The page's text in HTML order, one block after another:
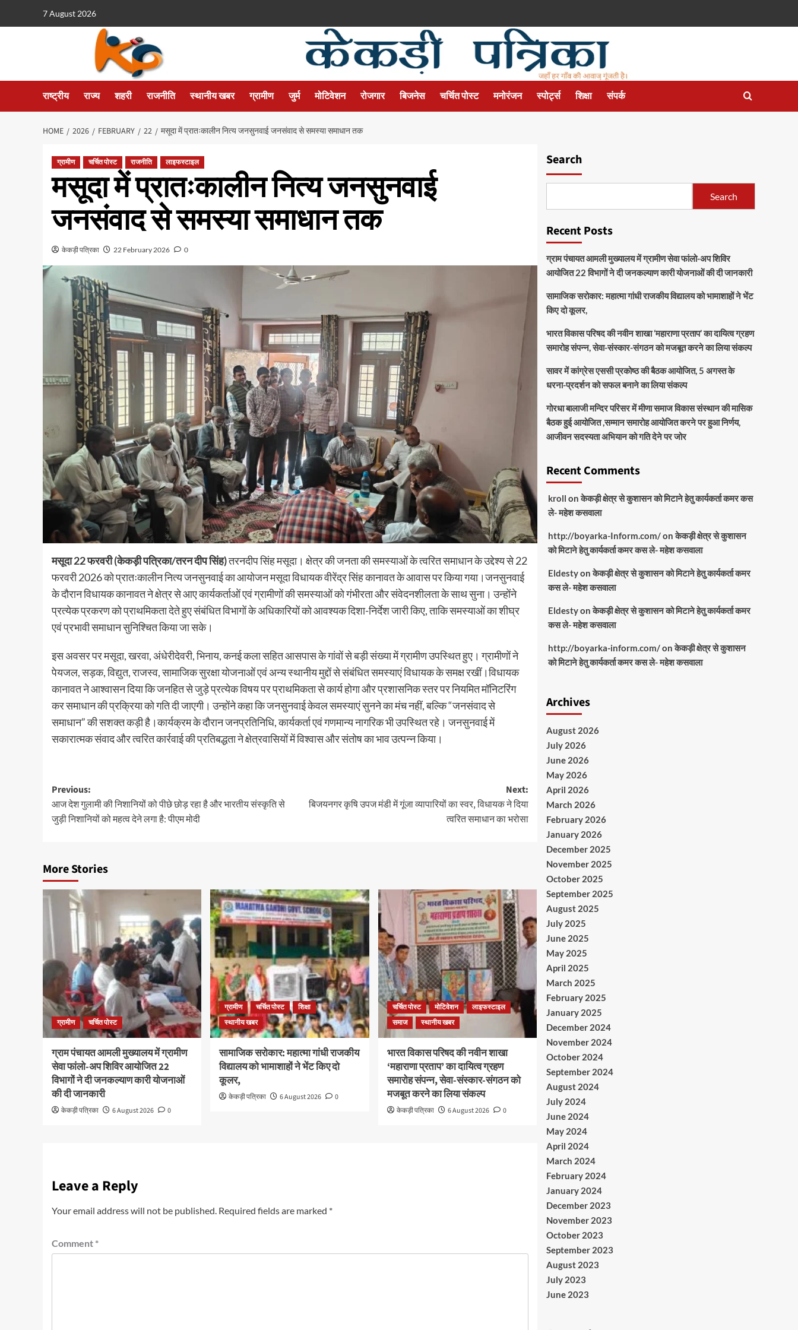
7 August 2026
राष्ट्रीय राज्य शहरी राजनीति स्थानीय खबर ग्रामीण जुर्म मोटिवेशन रोजगार बिजनेस चर्चित पोस्ट मनोरंजन स्पोर्ट्स शिक्षा संपर्क
HOME 2026 FEBRUARY 22 मसूदा में प्रातःकालीन नित्य जनसुनवाई जनसंवाद से समस्या समाधान तक
ग्रामीण चर्चित पोस्ट राजनीति लाइफस्टाइल
मसूदा में प्रातःकालीन नित्य जनसुनवाई
जनसंवाद से समस्या समाधान तक
केकड़ी पत्रिका 22 February 2026 0
मसूदा 22 फरवरी (केकड़ी पत्रिका/तरन दीप सिंह)तरनदीप सिंह मसूदा। क्षेत्र की जनता की समस्याओं के त्वरित समाधान के उद्देश्य से 22
फरवरी 2026 को प्रातःकालीन नित्य जनसुनवाई का आयोजन मसूदा विधायक वीरेंद्र सिंह कानावत के आवास पर किया गया।जनसुनवाई
के दौरान विधायक कानावत ने क्षेत्र से आए कार्यकर्ताओं एवं ग्रामीणों की समस्याओं को गंभीरता और संवेदनशीलता के साथ सुना। उन्होंने
प्रत्येक प्रकरण को प्राथमिकता देते हुए संबंधित विभागों के अधिकारियों को आवश्यक दिशा-निर्देश जारी किए, ताकि समस्याओं का शीघ्र
एवं प्रभावी समाधान सुनिश्चित किया जा सके।
इस अवसर पर मसूदा, खरवा, अंधेरीदेवरी, भिनाय, कनई कला सहित आसपास के गांवों से बड़ी संख्या में ग्रामीण उपस्थित हुए। ग्रामीणों ने
पेयजल, सड़क, विद्युत, राजस्व, सामाजिक सुरक्षा योजनाओं एवं अन्य स्थानीय मुद्दों से संबंधित समस्याएं विधायक के समक्ष रखीं।विधायक
कानावत ने आश्वासन दिया कि जनहित से जुड़े प्रत्येक विषय पर प्राथमिकता से कार्य होगा और प्रशासनिक स्तर पर नियमित मॉनिटरिंग
कर समाधान की प्रक्रिया को गति दी जाएगी। उन्होंने कहा कि जनसुनवाई केवल समस्याएं सुनने का मंच नहीं, बल्कि “जनसंवाद से
समाधान” की सशक्त कड़ी है।कार्यक्रम के दौरान जनप्रतिनिधि, कार्यकर्ता एवं गणमान्य नागरिक भी उपस्थित रहे। जनसुनवाई में
सकारात्मक संवाद और त्वरित कार्रवाई की प्रतिबद्धता ने क्षेत्रवासियों में विश्वास और संतोष का भाव उत्पन्न किया।
Previous:
आज देश गुलामी की निशानियों को पीछे छोड़ रहा है और भारतीय संस्कृति से
जुड़ी निशानियों को महत्व देने लगा है: पीएम मोदी
Next:
बिजयनगर कृषि उपज मंडी में गूंजा व्यापारियों का स्वर, विधायक ने दिया
त्वरित समाधान का भरोसा
More Stories
ग्रामीण चर्चित पोस्ट
ग्राम पंचायत आमली मुख्यालय में ग्रामीण
सेवा फांलो-अप शिविर आयोजित 22
विभागों ने दी जनकल्याण कारी योजनाओं
की दी जानकारी
केकड़ी पत्रिका 6 August 2026 0
ग्रामीण चर्चित पोस्ट
शिक्षा
स्थानीय खबर
सामाजिक सरोकार: महात्मा गांधी राजकीय
विद्यालय को भामाशाहों ने भेंट किए दो
कूलर,
केकड़ी पत्रिका 6 August 2026 0
चर्चित पोस्ट मोटिवेशन
लाइफस्टाइल
समाज
स्थानीय खबर
भारत विकास परिषद की नवीन शाखा
‘महाराणा प्रताप’ का दायित्व ग्रहण
समारोह संपन्न, सेवा-संस्कार-संगठन को
मजबूत करने का लिया संकल्प
केकड़ी पत्रिका 6 August 2026 0
Leave a Reply
Your email address will not be published. Required fields are marked *
Comment *
Search
Search
Recent Posts
ग्राम पंचायत आमली मुख्यालय में ग्रामीण सेवा फांलो-अप शिविर
आयोजित 22 विभागों ने दी जनकल्याण कारी योजनाओं की दी जानकारी
सामाजिक सरोकार: महात्मा गांधी राजकीय विद्यालय को भामाशाहों ने भेंट
किए दो कूलर,
भारत विकास परिषद की नवीन शाखा ‘महाराणा प्रताप’ का दायित्व ग्रहण
समारोह संपन्न, सेवा-संस्कार-संगठन को मजबूत करने का लिया संकल्प
सावर में कांग्रेस एससी प्रकोष्ठ की बैठक आयोजित, 5 अगस्त के
धरना-प्रदर्शन को सफल बनाने का लिया संकल्प
गोरधा बालाजी मन्दिर परिसर में मीणा समाज विकास संस्थान की मासिक
बैठक हुई आयोजित ,सम्मान समारोह आयोजित करने पर हुआ निर्णय,
आजीवन सदस्यता अभियान को गति देने पर जोर
Recent Comments
kroll onकेकड़ी क्षेत्र से कुशासन को मिटाने हेतु कार्यकर्ता कमर कस
ले- महेश कसवाला
http://boyarka-Inform.com/onकेकड़ी क्षेत्र से कुशासन
को मिटाने हेतु कार्यकर्ता कमर कस ले- महेश कसवाला
Eldestyonकेकड़ी क्षेत्र से कुशासन को मिटाने हेतु कार्यकर्ता कमर
कस ले- महेश कसवाला
Eldestyonकेकड़ी क्षेत्र से कुशासन को मिटाने हेतु कार्यकर्ता कमर
कस ले- महेश कसवाला
http://boyarka-inform.com/onकेकड़ी क्षेत्र से कुशासन
को मिटाने हेतु कार्यकर्ता कमर कस ले- महेश कसवाला
Archives
August 2026
July 2026
June 2026
May 2026
April 2026
March 2026
February 2026
January 2026
December 2025
November 2025
October 2025
September 2025
August 2025
July 2025
June 2025
May 2025
April 2025
March 2025
February 2025
January 2025
December 2024
November 2024
October 2024
September 2024
August 2024
July 2024
June 2024
May 2024
April 2024
March 2024
February 2024
January 2024
December 2023
November 2023
October 2023
September 2023
August 2023
July 2023
June 2023